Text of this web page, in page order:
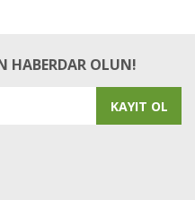
HABERDAR OLUN!
KAYIT OL